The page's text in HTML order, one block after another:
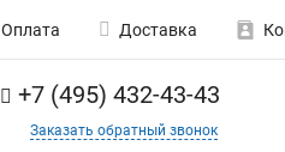
Оплата Доставка
+7 (495) 432-43-43
Заказать обратный звонок